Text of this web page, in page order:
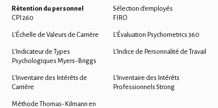
Rètention du personnel
Sélection d’employés
CPI 260
FIRO
L'Échelle de Valeurs de Carrière L’Évaluation Psychometrics 360
L’Indicateur de Types
Psychologiques Myers-Briggs
L’Indice de Personnalité de Travail
L’Inventaire des Intérêts de
Carrière
L’Inventaire des Intérêts
Professionnels Strong
Méthode Thomas-Kilmann en